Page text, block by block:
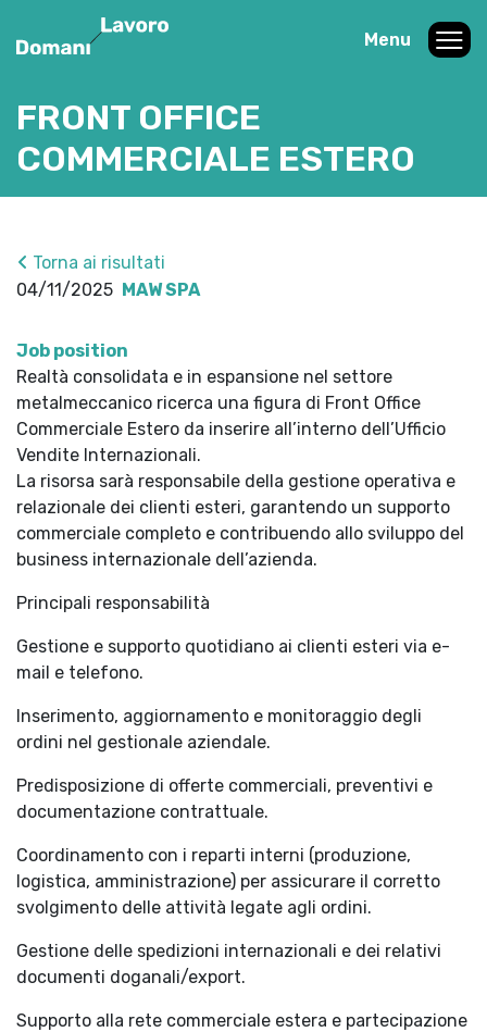
Menu
FRONT OFFICE
COMMERCIALE ESTERO
Torna ai risultati
04/11/2025 MAW SPA
Job position
Realtà consolidata e in espansione nel settore
metalmeccanico ricerca una figura di Front Office
Commerciale Estero da inserire all’interno dell’Ufficio
Vendite Internazionali.
La risorsa sarà responsabile della gestione operativa e
relazionale dei clienti esteri, garantendo un supporto
commerciale completo e contribuendo allo sviluppo del
business internazionale dell’azienda.
Principali responsabilità
Gestione e supporto quotidiano ai clienti esteri via e-
mail e telefono.
Inserimento, aggiornamento e monitoraggio degli
ordini nel gestionale aziendale.
Predisposizione di offerte commerciali, preventivi e
documentazione contrattuale.
Coordinamento con i reparti interni (produzione,
logistica, amministrazione) per assicurare il corretto
svolgimento delle attività legate agli ordini.
Gestione delle spedizioni internazionali e dei relativi
documenti doganali/export.
Supporto alla rete commerciale estera e partecipazione